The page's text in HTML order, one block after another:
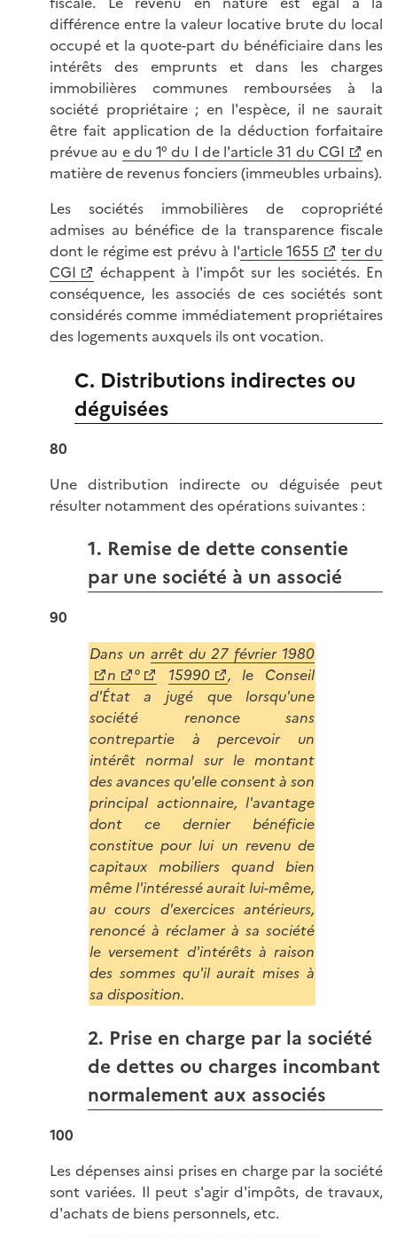
différence entre la valeur locative brute du local
occupé et la quote-part du bénéficiaire dans les
intérêts des emprunts et dans les charges
immobilières communes remboursées à la
société propriétaire ; en l'espèce, il ne saurait
être fait application de la déduction forfaitaire
prévue au e du 1° du I de l'article 31 du CGI
en
matière de revenus fonciers (immeubles urbains).
Les sociétés immobilières de copropriété
admises au bénéfice de la transparence fiscale
dont le régime est prévu à l'article 1655
ter du
CGI
échappent à l'impôt sur les sociétés. En
conséquence, les associés de ces sociétés sont
considérés comme immédiatement propriétaires
des logements auxquels ils ont vocation.
C. Distributions indirectes ou
déguisées
80
Une distribution indirecte ou déguisée peut
résulter notamment des opérations suivantes :
1. Remise de dette consentie
par une société à un associé
90
Dans un arrêt du 27 février 1980
n
° 15990
, le Conseil
d'État a jugé que lorsqu'une
société renonce sans
contrepartie à percevoir un
intérêt normal sur le montant
des avances qu'elle consent à son
principal actionnaire, l'avantage
dont ce dernier bénéficie
constitue pour lui un revenu de
capitaux mobiliers quand bien
même l'intéressé aurait lui-même,
au cours d'exercices antérieurs,
renoncé à réclamer à sa société
le versement d'intérêts à raison
des sommes qu'il aurait mises à
sa disposition.
2. Prise en charge par la société
de dettes ou charges incombant
normalement aux associés
100
Les dépenses ainsi prises en charge par la société
sont variées. Il peut s'agir d'impôts, de travaux,
d'achats de biens personnels, etc.